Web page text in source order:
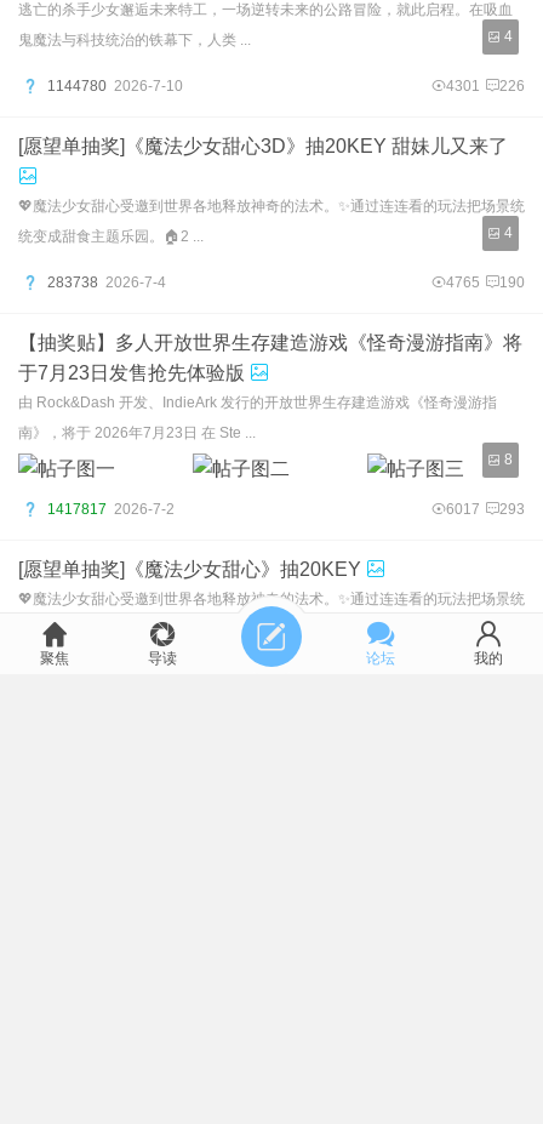
逃亡的杀手少女邂逅未来特工，一场逆转未来的公路冒险，就此启程。在吸血
鬼魔法与科技统治的铁幕下，人类 ...
4
1144780 2026-7-10 4301 226
[愿望单抽奖]《魔法少女甜心3D》抽20KEY 甜妹儿又来了
💖魔法少女甜心受邀到世界各地释放神奇的法术。✨通过连连看的玩法把场景统
统变成甜食主题乐园。🏠2 ...
4
283738 2026-7-4 4765 190
【抽奖贴】多人开放世界生存建造游戏《怪奇漫游指南》将
于7月23日发售抢先体验版
由 Rock&Dash 开发、IndieArk 发行的开放世界生存建造游戏《怪奇漫游指
南》，将于 2026年7月23日 在 Ste ...
8
1417817 2026-7-2 6017 293
[愿望单抽奖]《魔法少女甜心》抽20KEY
💖魔法少女甜心受邀到世界各地释放神奇的法术。✨通过连连看的玩法把场景统
统变成甜食主题乐园。🏠20大场 ...
聚焦 导读 论坛 我的